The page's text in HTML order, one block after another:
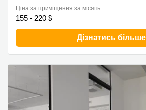
Ціна за приміщення за місяць:
155 - 220 $
Дізнатись більше